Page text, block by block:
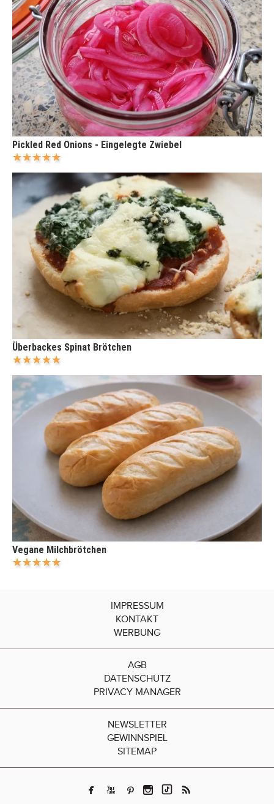
Pickled Red Onions - Eingelegte Zwiebel
Überbackes Spinat Brötchen
Vegane Milchbrötchen
IMPRESSUM
KONTAKT
WERBUNG
AGB
DATENSCHUTZ
PRIVACY MANAGER
NEWSLETTER
GEWINNSPIEL
SITEMAP